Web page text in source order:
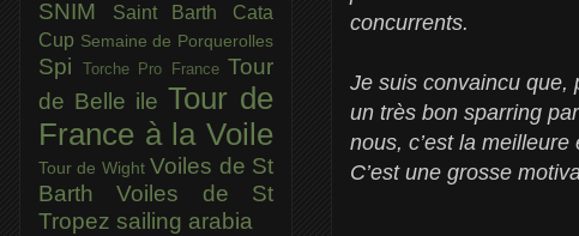
concurrents.
Je suis convaincu que,
un très bon sparring
nous, c’est la
C’est une grosse
SNIM
Saint Barth Cata
Cup Semaine de Porquerolles
Spi Torche Pro France Tour
de Belle ile Tour de
France à la Voile
Tour de Wight Voiles de St
BarthVoiles de St
Tropez sailing arabia